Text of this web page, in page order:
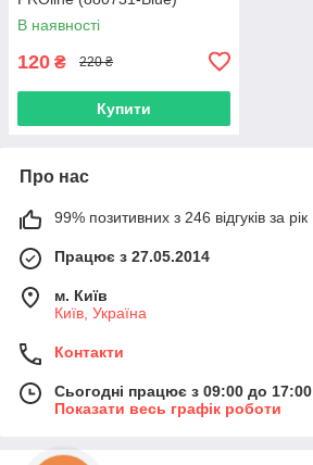
В наявності
120 ₴ 220 ₴
Купити
Про нас
99% позитивних з 246 відгуків за рік
Працює з 27.05.2014
м. Київ
Київ, Україна
Контакти
Сьогодні працює з 09:00 до 17:00
Показати весь графік роботи